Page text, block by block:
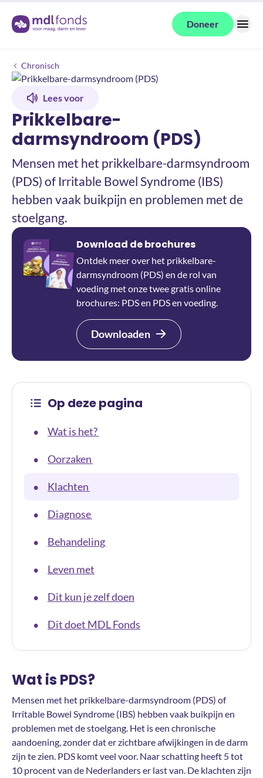
Terug naar de homepage Doneer
Chronisch
Prikkelbare-darmsyndroom (PDS)
Lees voor
Prikkelbare-
darmsyndroom (PDS)
Mensen met het prikkelbare-darmsyndroom
(PDS) of Irritable Bowel Syndrome (IBS)
hebben vaak buikpijn en problemen met de
stoelgang.
Download de brochures
Ontdek meer over het prikkelbare-
darmsyndroom (PDS) en de rol van
voeding met onze twee gratis online
brochures: PDS en PDS en voeding.
Downloaden
Op deze pagina
• Wat is het?
• Oorzaken
• Klachten
• Diagnose
• Behandeling
• Leven met
• Dit kun je zelf doen
• Dit doet MDL Fonds
Wat is PDS?
Mensen met het prikkelbare-darmsyndroom (PDS) of
Irritable Bowel Syndrome (IBS) hebben vaak buikpijn en
problemen met de stoelgang. Het is een chronische
aandoening, zonder dat er zichtbare afwijkingen in de darm
zijn te zien. PDS komt veel voor. Naar schatting heeft 5 tot
10 procent van de Nederlanders er last van. De klachten zijn